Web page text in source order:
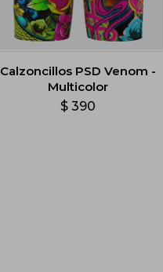
Calzoncillos PSD Venom -
Multicolor
$ 390